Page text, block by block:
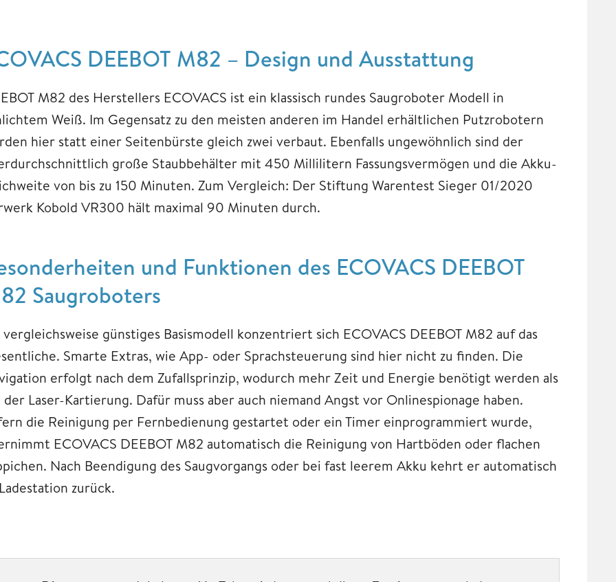
DEEBOT M82 – Design und Ausstattung
M82 des Herstellers ECOVACS ist ein klassisch rundes Saugroboter Modell in
Weiß. Im Gegensatz zu den meisten anderen im Handel erhältlichen Putzrobotern
hier statt einer Seitenbürste gleich zwei verbaut. Ebenfalls ungewöhnlich sind der
große Staubbehälter mit 450 Millilitern Fassungsvermögen und die Akku-
von bis zu 150 Minuten. Zum Vergleich: Der Stiftung Warentest Sieger 01/2020
Kobold VR300 hält maximal 90 Minuten durch.
und Funktionen des ECOVACS DEEBOT
Saugroboters
vergleichsweise günstiges Basismodell konzentriert sich ECOVACS DEEBOT M82 auf das
Smarte Extras, wie App- oder Sprachsteuerung sind hier nicht zu finden. Die
erfolgt nach dem Zufallsprinzip, wodurch mehr Zeit und Energie benötigt werden als
der Laser-Kartierung. Dafür muss aber auch niemand Angst vor Onlinespionage haben.
die Reinigung per Fernbedienung gestartet oder ein Timer einprogrammiert wurde,
ECOVACS DEEBOT M82 automatisch die Reinigung von Hartböden oder flachen
Nach Beendigung des Saugvorgangs oder bei fast leerem Akku kehrt er automatisch
zurück.